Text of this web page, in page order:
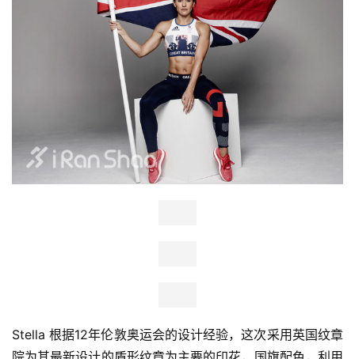
Stella 根据12年伦敦奥运会的设计经验，这次采用英国纹章